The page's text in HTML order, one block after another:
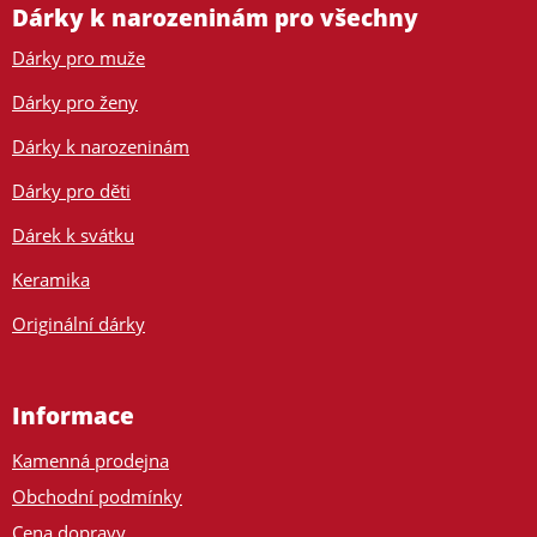
Dárky k narozeninám pro všechny
Dárky pro muže
Dárky pro ženy
Dárky k narozeninám
Dárky pro děti
Dárek k svátku
Keramika
Originální dárky
Informace
Kamenná prodejna
Obchodní podmínky